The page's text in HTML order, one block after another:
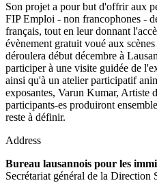
Son projet a pour but d'offrir aux
FIP Emploi - non francophones -
français, tout en leur donnant
évènement gratuit voué aux
déroulera début décembre à
participer à une visite guidée de
ainsi qu'à un atelier participatif
exposantes, Varun Kumar, Artiste
participants-es produiront
reste à définir.
Address
Bureau lausannois pour les
Secrétariat général de la Direction